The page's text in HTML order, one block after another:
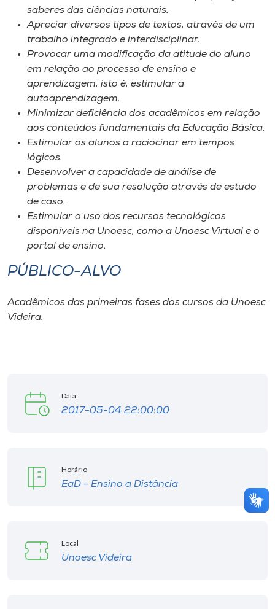
saberes das ciências naturais.
Apreciar diversos tipos de textos, através de um
trabalho integrado e interdisciplinar.
Provocar uma modificação da atitude do aluno
em relação ao processo de ensino e
aprendizagem, isto é, estimular a
autoaprendizagem.
Minimizar deficiência dos acadêmicos em relação
aos conteúdos fundamentais da Educação Básica.
Estimular os alunos a raciocinar em tempos
lógicos.
Desenvolver a capacidade de análise de
problemas e de sua resolução através de estudo
de caso.
Estimular o uso dos recursos tecnológicos
disponíveis na Unoesc, como a Unoesc Virtual e o
portal de ensino.
PÚBLICO-ALVO
Acadêmicos das primeiras fases dos cursos da Unoesc
Videira.
Data
2017-05-04 22:00:00
Horário
EaD - Ensino a Distância
Local
Unoesc Videira